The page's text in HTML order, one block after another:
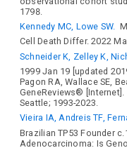
1798.
Kennedy MC, Lowe SW.
Cell Death Differ. 2022
Schneider K, Zelley K,
1999 Jan 19 [updated
Pagon RA, Wallace SE,
GeneReviews® [Internet].
Seattle; 1993-2023.
Vieira IA, Andreis TF,
Brazilian TP53 Founder
Adenocarcinoma: Is